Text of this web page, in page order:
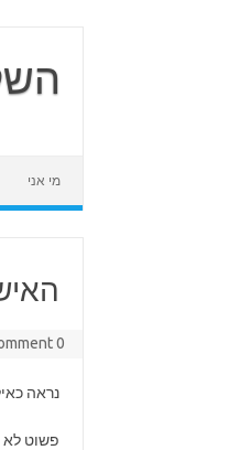
מי אני
0 Comment
נראה
פשוט לא